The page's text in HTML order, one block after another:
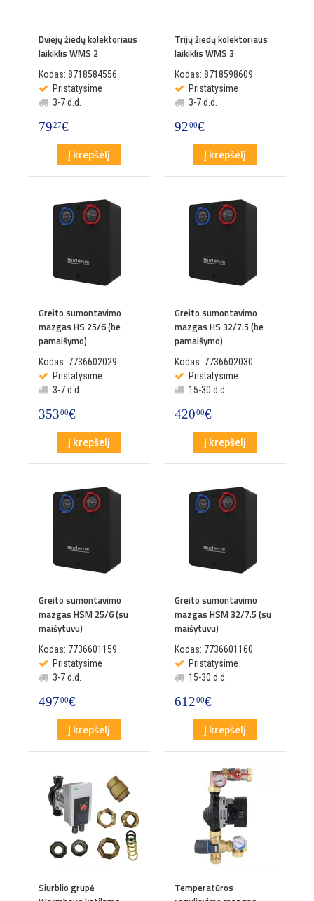
Dviejų žiedų kolektoriaus
laikiklis WMS 2
Kodas: 8718584556
Pristatysime
3-7 d.d.
7927€
Į krepšelį
Trijų žiedų kolektoriaus
laikiklis WMS 3
Kodas: 8718598609
Pristatysime
3-7 d.d.
9200€
Į krepšelį
Greito sumontavimo
mazgas HS 25/6 (be
pamaišymo)
Kodas: 7736602029
Pristatysime
3-7 d.d.
35300€
Į krepšelį
Greito sumontavimo
mazgas HS 32/7.5 (be
pamaišymo)
Kodas: 7736602030
Pristatysime
15-30 d.d.
42000€
Į krepšelį
Greito sumontavimo
mazgas HSM 25/6 (su
maišytuvu)
Kodas: 7736601159
Pristatysime
3-7 d.d.
49700€
Į krepšelį
Greito sumontavimo
mazgas HSM 32/7.5 (su
maišytuvu)
Kodas: 7736601160
Pristatysime
15-30 d.d.
61200€
Į krepšelį
Siurblio grupė
Temperatūros